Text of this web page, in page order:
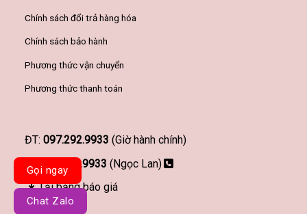
Chính sách đổi trả hàng hóa
Chính sách bảo hành
Phương thức vận chuyển
Phương thức thanh toán
ĐT: 097.292.9933 (Giờ hành chính)
097.292.9933 (Ngọc Lan)
Tải bảng báo giá
Gọi ngay
Chat Zalo